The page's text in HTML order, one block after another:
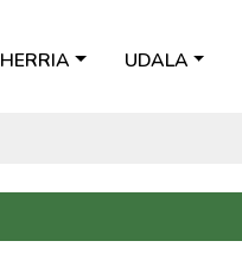
HERRIA UDALA